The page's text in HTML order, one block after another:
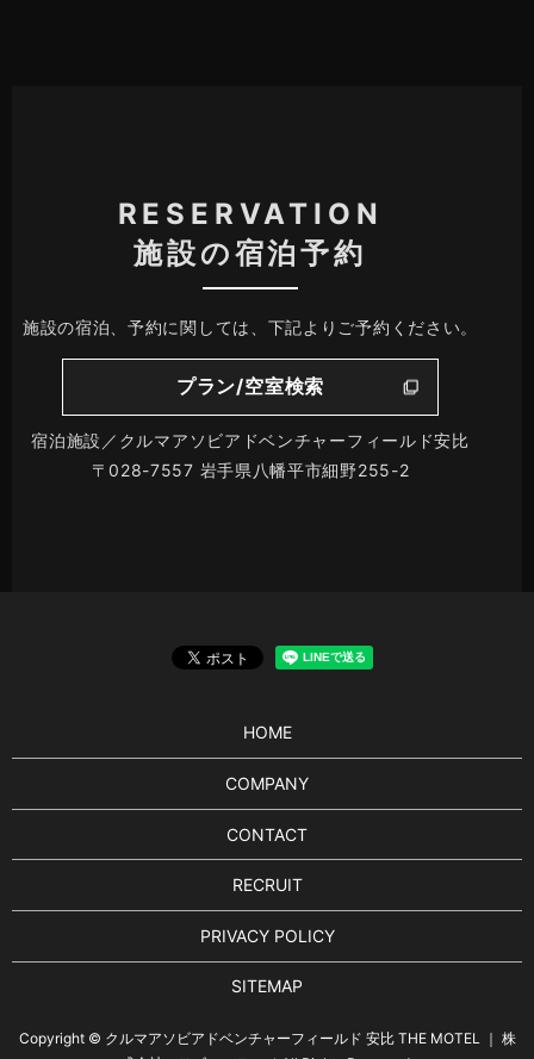
RESERVATION
施設の宿泊予約
施設の宿泊、予約に関しては、下記よりご予約ください。
プラン/空室検索
宿泊施設／クルマアソビアドベンチャーフィールド安比
〒028-7557 岩手県八幡平市細野255-2
HOME
COMPANY
CONTACT
RECRUIT
PRIVACY POLICY
SITEMAP
Copyright © クルマアソビアドベンチャーフィールド 安比 THE MOTEL ｜ 株